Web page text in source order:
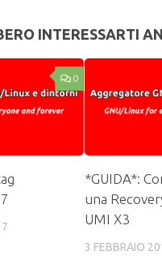
INTERESSARTI
0
*GUIDA*:
una
UMI X3
3 FEBBRAIO